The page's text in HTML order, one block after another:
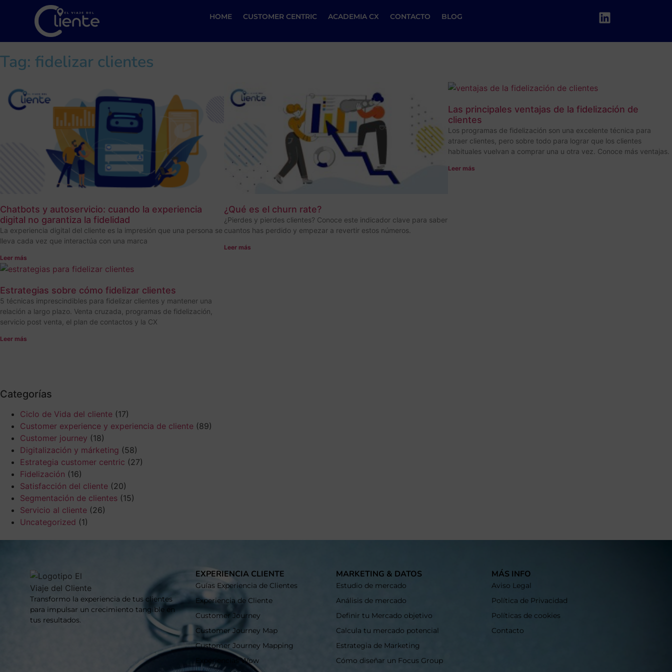
HOME CUSTOMER CENTRIC ACADEMIA CX CONTACTO BLOG
Tag: fidelizar clientes
Chatbots y autoservicio: cuando la experiencia
digital no garantiza la fidelidad
La experiencia digital del cliente es la impresión que una persona se
lleva cada vez que interactúa con una marca
Leer más
¿Qué es el churn rate?
¿Pierdes y pierdes clientes? Conoce este indicador clave para saber
cuantos has perdido y empezar a revertir estos números.
Leer más
Las principales ventajas de la fidelización de
clientes
Los programas de fidelización son una excelente técnica para
atraer clientes, pero sobre todo para lograr que los clientes
habituales vuelvan a comprar una u otra vez. Conoce más ventajas.
Leer más
Estrategias sobre cómo fidelizar clientes
5 técnicas imprescindibles para fidelizar clientes y mantener una
relación a largo plazo. Venta cruzada, programas de fidelización,
servicio post venta, el plan de contactos y la CX
Leer más
Categorías
Ciclo de Vida del cliente (17)
Customer experience y experiencia de cliente (89)
Customer journey (18)
Digitalización y márketing (58)
Estrategia customer centric (27)
Fidelización (16)
Satisfacción del cliente (20)
Segmentación de clientes (15)
Servicio al cliente (26)
Uncategorized (1)
Transformo la experiencia de tus clientes
para impulsar un crecimiento tangible en
tus resultados.
EXPERIENCIA CLIENTE
Guías Experiencia de Clientes
Experiencia de Cliente
Customer Journey
Customer Journey Map
Customer Journey Mapping
Experiencias Wow
MARKETING & DATOS
Estudio de mercado
Análisis de mercado
Definir tu Mercado objetivo
Calcula tu mercado potencial
Estrategia de Marketing
Cómo diseñar un Focus Group
MÁS INFO
Aviso Legal
Política de Privacidad
Políticas de cookies
Contacto